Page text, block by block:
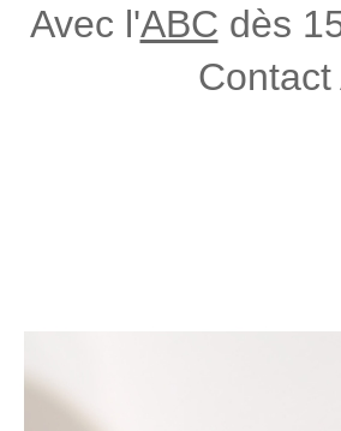
Avec l'ABC dès
Contact